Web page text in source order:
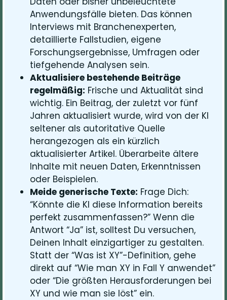
Anwendungsfälle bieten. Das können
Interviews mit Branchenexperten,
detaillierte Fallstudien, eigene
Forschungsergebnisse, Umfragen oder
tiefgehende Analysen sein.
Aktualisiere bestehende Beiträge
regelmäßig: Frische und Aktualität sind
wichtig. Ein Beitrag, der zuletzt vor fünf
Jahren aktualisiert wurde, wird von der KI
seltener als autoritative Quelle
herangezogen als ein kürzlich
aktualisierter Artikel. Überarbeite ältere
Inhalte mit neuen Daten, Erkenntnissen
oder Beispielen.
Meide generische Texte: Frage Dich:
“Könnte die KI diese Information bereits
perfekt zusammenfassen?” Wenn die
Antwort “Ja” ist, solltest Du versuchen,
Deinen Inhalt einzigartiger zu gestalten.
Statt der “Was ist XY”-Definition, gehe
direkt auf “Wie man XY in Fall Y anwendet”
oder “Die größten Herausforderungen bei
XY und wie man sie löst” ein.